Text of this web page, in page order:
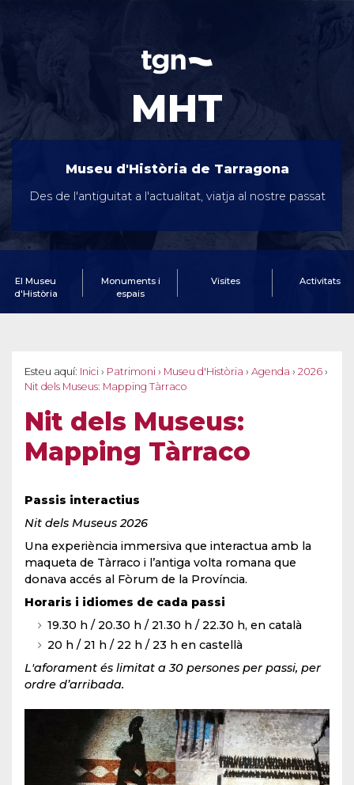
MHT
Museu d'Història de Tarragona
Des de l'antiguitat a l'actualitat, viatja al nostre passat
El Museu
d'Història
Monuments i
espais
Visites Activitats
Esteu aquí: Inici › Patrimoni › Museu d'Història › Agenda › 2026 ›
Nit dels Museus: Mapping Tàrraco
Nit dels Museus:
Mapping Tàrraco
Passis interactius
Nit dels Museus 2026
Una experiència immersiva que interactua amb la
maqueta de Tàrraco i l’antiga volta romana que
donava accés al Fòrum de la Província.
Horaris i idiomes de cada passi
19.30 h / 20.30 h / 21.30 h / 22.30 h, en català
20 h / 21 h / 22 h / 23 h en castellà
L'aforament és limitat a 30 persones per passi, per
ordre d’arribada.